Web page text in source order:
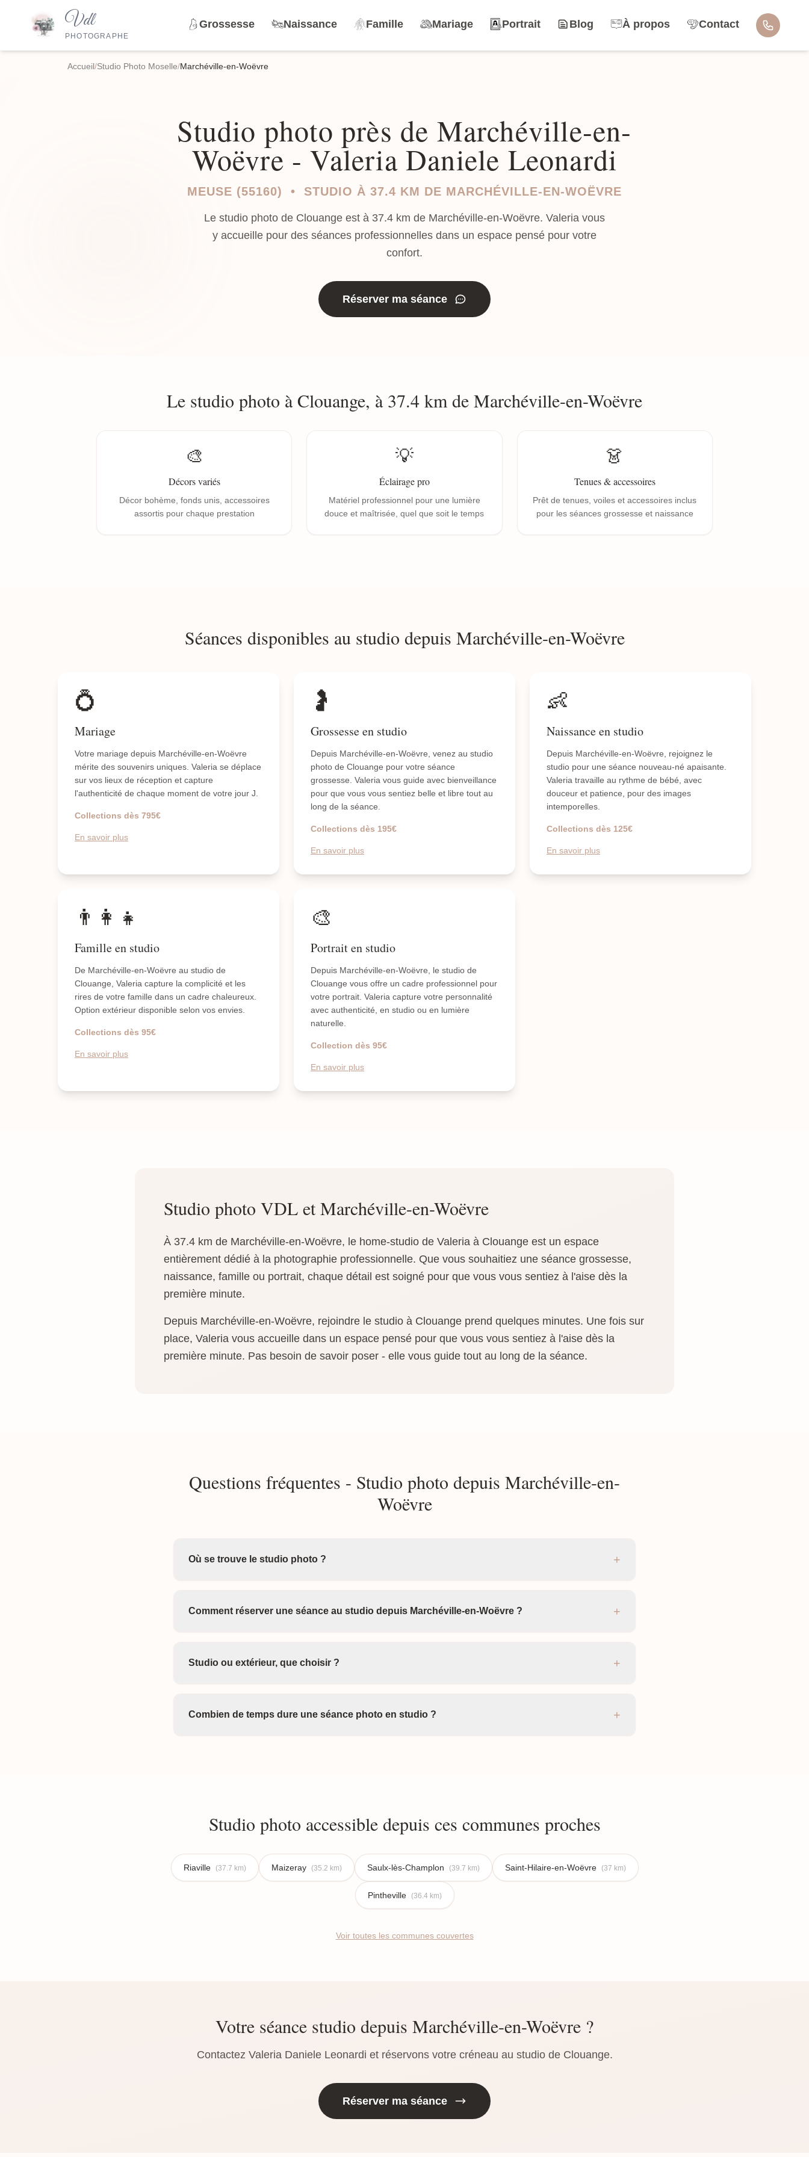
Vdl
PHOTOGRAPHE
Grossesse Naissance Famille Mariage Portrait Blog À propos Contact
Accueil/Studio Photo Moselle/Marchéville-en-Woëvre
Studio photo près de Marchéville-en-
Woëvre - Valeria Daniele Leonardi
MEUSE (55160) • STUDIO À 37.4 KM DE MARCHÉVILLE-EN-WOËVRE
Le studio photo de Clouange est à 37.4 km de Marchéville-en-Woëvre. Valeria vous
y accueille pour des séances professionnelles dans un espace pensé pour votre
confort.
Réserver ma séance
Le studio photo à Clouange, à 37.4 km de Marchéville-en-Woëvre
🎨
Décors variés
Décor bohème, fonds unis, accessoires
assortis pour chaque prestation
💡
Éclairage pro
Matériel professionnel pour une lumière
douce et maîtrisée, quel que soit le temps
👗
Tenues & accessoires
Prêt de tenues, voiles et accessoires inclus
pour les séances grossesse et naissance
Séances disponibles au studio depuis Marchéville-en-Woëvre
💍
Mariage
Votre mariage depuis Marchéville-en-Woëvre
mérite des souvenirs uniques. Valeria se déplace
sur vos lieux de réception et capture
l'authenticité de chaque moment de votre jour J.
Collections dès 795€
En savoir plus
🤰
Grossesse en studio
Depuis Marchéville-en-Woëvre, venez au studio
photo de Clouange pour votre séance
grossesse. Valeria vous guide avec bienveillance
pour que vous vous sentiez belle et libre tout au
long de la séance.
Collections dès 195€
En savoir plus
👶
Naissance en studio
Depuis Marchéville-en-Woëvre, rejoignez le
studio pour une séance nouveau-né apaisante.
Valeria travaille au rythme de bébé, avec
douceur et patience, pour des images
intemporelles.
Collections dès 125€
En savoir plus
👨‍👩‍👧
Famille en studio
De Marchéville-en-Woëvre au studio de
Clouange, Valeria capture la complicité et les
rires de votre famille dans un cadre chaleureux.
Option extérieur disponible selon vos envies.
Collections dès 95€
En savoir plus
🎨
Portrait en studio
Depuis Marchéville-en-Woëvre, le studio de
Clouange vous offre un cadre professionnel pour
votre portrait. Valeria capture votre personnalité
avec authenticité, en studio ou en lumière
naturelle.
Collection dès 95€
En savoir plus
Studio photo VDL et Marchéville-en-Woëvre
À 37.4 km de Marchéville-en-Woëvre, le home-studio de Valeria à Clouange est un espace
entièrement dédié à la photographie professionnelle. Que vous souhaitiez une séance grossesse,
naissance, famille ou portrait, chaque détail est soigné pour que vous vous sentiez à l'aise dès la
première minute.
Depuis Marchéville-en-Woëvre, rejoindre le studio à Clouange prend quelques minutes. Une fois sur
place, Valeria vous accueille dans un espace pensé pour que vous vous sentiez à l'aise dès la
première minute. Pas besoin de savoir poser - elle vous guide tout au long de la séance.
Questions fréquentes - Studio photo depuis Marchéville-en-
Woëvre
Où se trouve le studio photo ? +
Comment réserver une séance au studio depuis Marchéville-en-Woëvre ? +
Studio ou extérieur, que choisir ? +
Combien de temps dure une séance photo en studio ? +
Studio photo accessible depuis ces communes proches
Riaville (37.7 km) Maizeray (35.2 km) Saulx-lès-Champlon (39.7 km) Saint-Hilaire-en-Woëvre (37 km)
Pintheville (36.4 km)
Voir toutes les communes couvertes
Votre séance studio depuis Marchéville-en-Woëvre ?
Contactez Valeria Daniele Leonardi et réservons votre créneau au studio de Clouange.
Réserver ma séance